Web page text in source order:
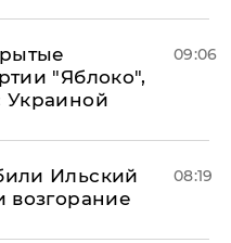
"Яблоко",
Украиной
09:06
Ильский
возгорание
08:19